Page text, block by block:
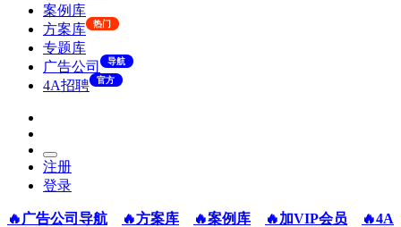
案例库
方案库
热门
专题库
广告公司
导航
4A招聘 官方
注册
登录
🔥广告公司导航 🔥方案库 🔥案例库 🔥加VIP会员
🔥4A